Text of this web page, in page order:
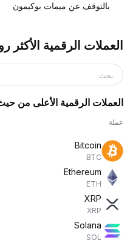
بالتوقف عن ميمات بوكيمون
العملات الرقمية الأكثر
بحث
العملات الرقمية الأعلى من
عملة
Bitcoin
BTC
Ethereum
ETH
XRP
XRP
Solana
SOL